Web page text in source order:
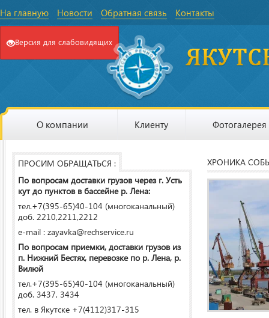
На главную Новости Обратная связь Контакты
Версия для слабовидящих
О компании Клиенту Фотогалерея
ПРОСИМ ОБРАЩАТЬСЯ :
По вопросам доставки грузов через г. Усть
кут до пунктов в бассейне р. Лена:
тел.+7(395-65)40-104 (многоканальный)
доб. 2210,2211,2212
e-mail : zayavka@rechservice.ru
По вопросам приемки, доставки грузов из
п. Нижний Бестях, перевозке по р. Лена, р.
Вилюй
тел.+7(395-65)40-104 (многоканальный)
доб. 3437, 3434
тел. в Якутске +7(4112)317-315
ХРОНИКА